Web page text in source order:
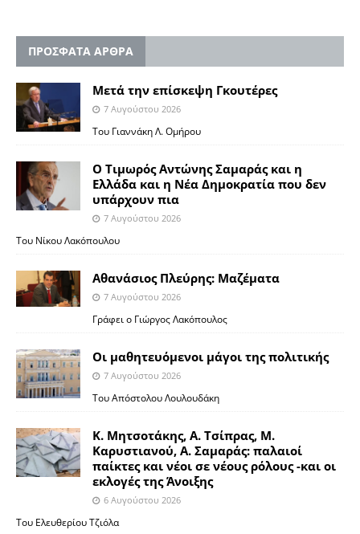
ΠΡΟΣΦΑΤΑ ΑΡΘΡΑ
Μετά την επίσκεψη Γκουτέρες
7 Αυγούστου 2026
Του Γιαννάκη Λ. Ομήρου
Ο Τιμωρός Αντώνης Σαμαράς και η
Ελλάδα και η Νέα Δημοκρατία που δεν
υπάρχουν πια
7 Αυγούστου 2026
Του Νίκου Λακόπουλου
Αθανάσιος Πλεύρης: Μαζέματα
7 Αυγούστου 2026
Γράφει ο Γιώργος Λακόπουλος
Οι μαθητευόμενοι μάγοι της πολιτικής
7 Αυγούστου 2026
Του Απόστολου Λουλουδάκη
Κ. Μητσοτάκης, Α. Τσίπρας, Μ.
Καρυστιανού, Α. Σαμαράς: παλαιοί
παίκτες και νέοι σε νέους ρόλους -και οι
εκλογές της Άνοιξης
6 Αυγούστου 2026
Του Ελευθερίου Τζιόλα